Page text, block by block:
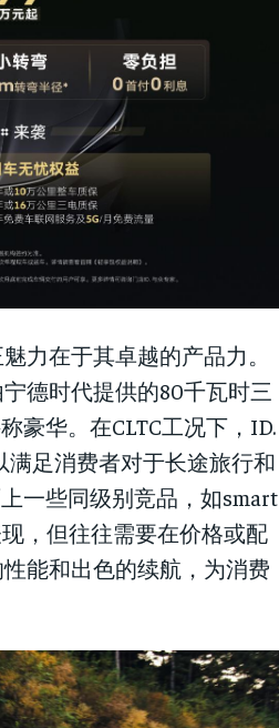
力在于其卓越的产品力。
德时代提供的80千瓦时三
豪华。在CLTC工况下，ID.
满足消费者对于长途旅行和
一些同级别竞品，如smart
，但往往需要在价格或配
能和出色的续航，为消费